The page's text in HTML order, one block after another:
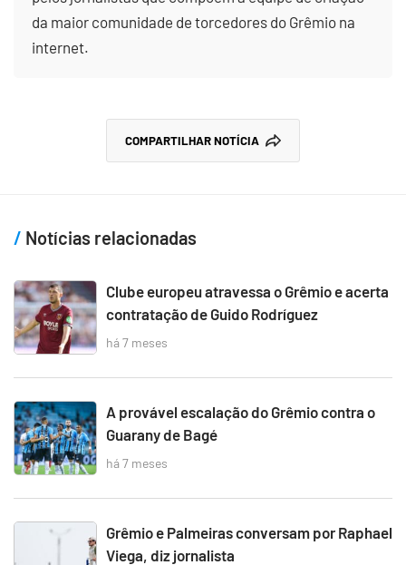
da maior comunidade de torcedores do Grêmio na
internet.
COMPARTILHAR NOTÍCIA
Notícias relacionadas
Clube europeu atravessa o Grêmio e acerta
contratação de Guido Rodríguez
há 7 meses
A provável escalação do Grêmio contra o
Guarany de Bagé
há 7 meses
Grêmio e Palmeiras conversam por Raphael
Viega, diz jornalista